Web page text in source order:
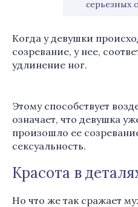
серьезных
Когда у девушки
созревание, у нее,
удлинение ног.
Этому способствует
означает, что девушка
произошло ее
сексуальность.
Красота в
Но что же так сражает